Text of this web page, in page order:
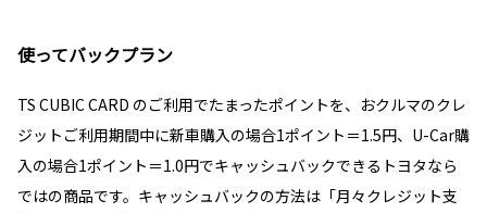
使ってバックプラン
TS CUBIC CARD のご利用でたまったポイントを、おクルマのクレ
ジットご利用期間中に新車購入の場合1ポイント＝1.5円、U-Car購
入の場合1ポイント＝1.0円でキャッシュバックできるトヨタなら
ではの商品です。キャッシュバックの方法は「月々クレジット支